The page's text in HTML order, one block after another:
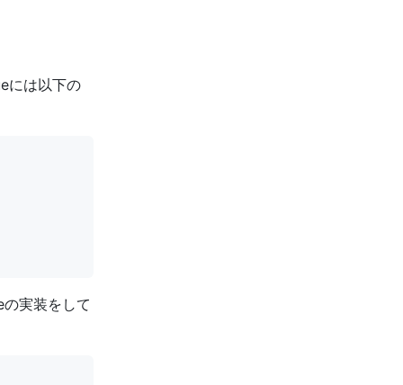
には以下の
実装をして